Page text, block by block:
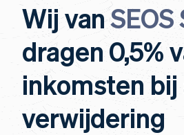
Wij vanSEOS
dragen 0,5%
inkomsten bij
verwijdering